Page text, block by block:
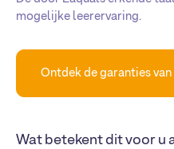
mogelijke leerervaring.
Ontdek de garanties van
Wat betekent dit voor u